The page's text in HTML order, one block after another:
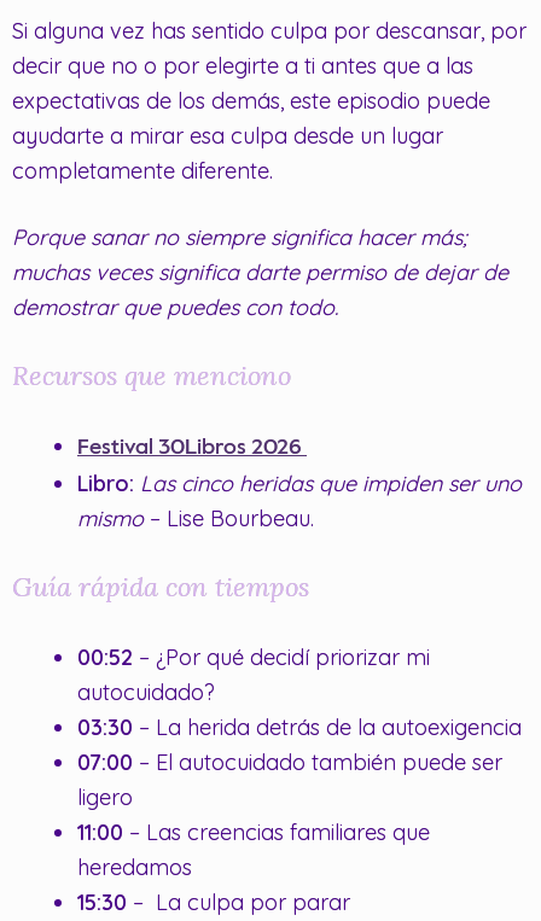
Si alguna vez has sentido culpa por descansar, por
decir que no o por elegirte a ti antes que a las
expectativas de los demás, este episodio puede
ayudarte a mirar esa culpa desde un lugar
completamente diferente.
Porque sanar no siempre significa hacer más;
muchas veces significa darte permiso de dejar de
demostrar que puedes con todo.
Recursos que menciono
Festival 30Libros 2026
Libro: Las cinco heridas que impiden ser uno
mismo– Lise Bourbeau.
Guía rápida con tiempos
00:52 – ¿Por qué decidí priorizar mi
autocuidado?
03:30 – La herida detrás de la autoexigencia
07:00 – El autocuidado también puede ser
ligero
11:00 – Las creencias familiares que
heredamos
15:30 – La culpa por parar